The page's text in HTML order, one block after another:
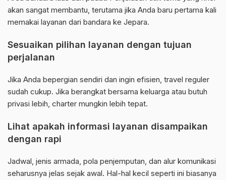
akan sangat membantu, terutama jika Anda baru pertama kali
memakai layanan dari bandara ke Jepara.
Sesuaikan pilihan layanan dengan tujuan
perjalanan
Jika Anda bepergian sendiri dan ingin efisien, travel reguler
sudah cukup. Jika berangkat bersama keluarga atau butuh
privasi lebih, charter mungkin lebih tepat.
Lihat apakah informasi layanan disampaikan
dengan rapi
Jadwal, jenis armada, pola penjemputan, dan alur komunikasi
seharusnya jelas sejak awal. Hal-hal kecil seperti ini biasanya